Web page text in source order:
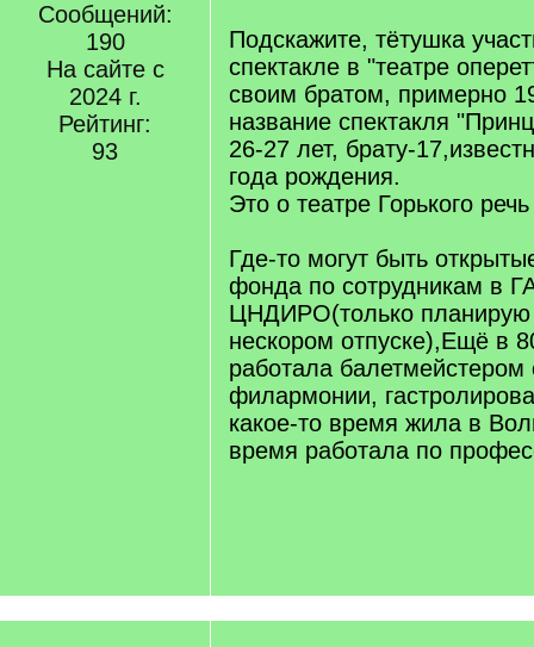
Сообщений:
190
На сайте с
2024 г.
Рейтинг:
93
Подскажите, тётушка
спектакле в "театре
своим братом, примерно
название спектакля
26-27 лет, брату-
года рождения.
Это о театре Горького
Где-то могут быть
фонда по сотрудникам в
ЦНДИРО(только планирую
нескором отпуске),Ещё в
работала балетмейстером
филармонии,
какое-то время жила в
время работала по